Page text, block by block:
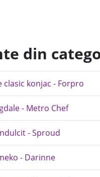
din
konjac - Forpro
- Metro Chef
- Sproud
- Darinne